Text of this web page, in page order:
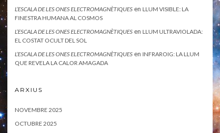
L’ESCALA DE LES ONES ELECTROMAGNÈTIQUES en LLUM VISIBLE: LA
FINESTRA HUMANA AL COSMOS
L’ESCALA DE LES ONES ELECTROMAGNÈTIQUES en LLUM ULTRAVIOLADA:
EL COSTAT OCULT DEL SOL
L’ESCALA DE LES ONES ELECTROMAGNÈTIQUES en INFRAROIG: LA LLUM
QUE REVELA LA CALOR AMAGADA
ARXIUS
NOVEMBRE 2025
OCTUBRE 2025